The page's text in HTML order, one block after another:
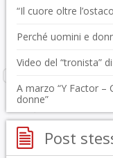
“Il cuore oltre
Perché uomini e
Video del “tronista”
A marzo “Y Factor –
donne”
Post